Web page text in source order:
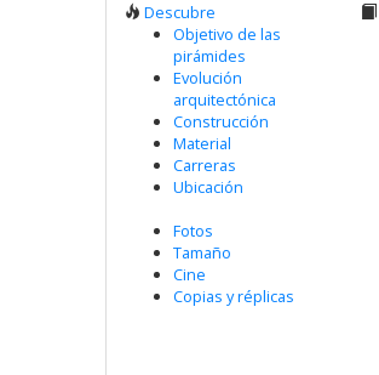
Descubre
Objetivo de las
pirámides
Evolución
arquitectónica
Construcción
Material
Carreras
Ubicación
Fotos
Tamaño
Cine
Copias y réplicas